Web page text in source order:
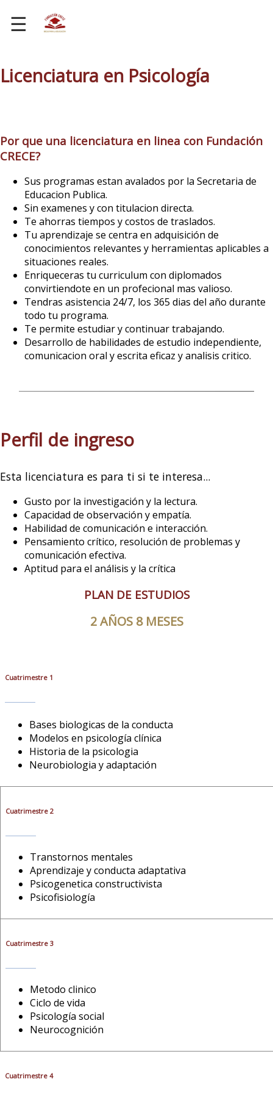
☰
Licenciatura en Psicología
Por que una licenciatura en linea con Fundación
CRECE?
Sus programas estan avalados por la Secretaria de
Educacion Publica.
Sin examenes y con titulacion directa.
Te ahorras tiempos y costos de traslados.
Tu aprendizaje se centra en adquisición de
conocimientos relevantes y herramientas aplicables a
situaciones reales.
Enriqueceras tu curriculum con diplomados
convirtiendote en un profecional mas valioso.
Tendras asistencia 24/7, los 365 dias del año durante
todo tu programa.
Te permite estudiar y continuar trabajando.
Desarrollo de habilidades de estudio independiente,
comunicacion oral y escrita eficaz y analisis critico.
Perfil de ingreso
Esta licenciatura es para ti si te interesa...
Gusto por la investigación y la lectura.
Capacidad de observación y empatía.
Habilidad de comunicación e interacción.
Pensamiento crítico, resolución de problemas y
comunicación efectiva.
Aptitud para el análisis y la crítica
PLAN DE ESTUDIOS
2 AÑOS 8 MESES
Cuatrimestre 1
Bases biologicas de la conducta
Modelos en psicología clínica
Historia de la psicologia
Neurobiologia y adaptación
Cuatrimestre 2
Transtornos mentales
Aprendizaje y conducta adaptativa
Psicogenetica constructivista
Psicofisiología
Cuatrimestre 3
Metodo clinico
Ciclo de vida
Psicología social
Neurocognición
Cuatrimestre 4